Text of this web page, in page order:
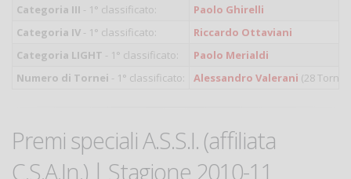
Categoria III - 1° classificato:
Paolo Ghirelli
Categoria IV - 1° classificato:
Riccardo Ottaviani
Categoria LIGHT - 1° classificato:
Paolo Merialdi
Numero di Tornei - 1° classificato: Alessandro Valerani (28 Tornei)
Premi speciali A.S.S.I. (affiliata
C.S.A.In.) | Stagione 2010-11